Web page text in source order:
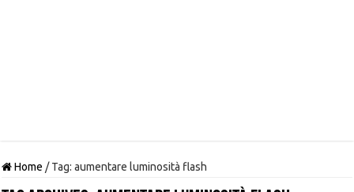
Home / Tag:aumentare luminosità flash